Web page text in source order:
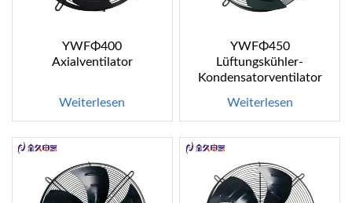
YWFΦ400
Axialventilator
Weiterlesen
YWFΦ450
Lüftungskühler-
Kondensatorventilator
Weiterlesen